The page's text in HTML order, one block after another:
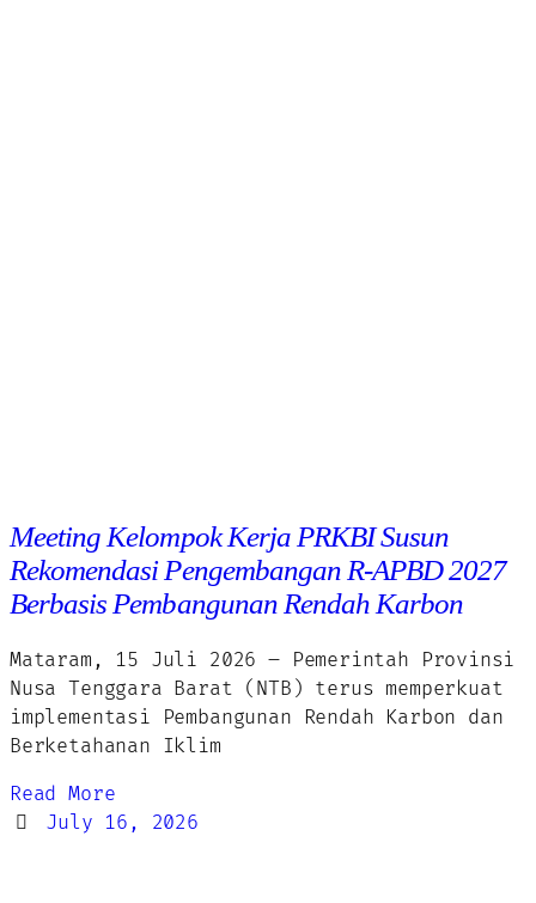
Meeting Kelompok Kerja PRKBI Susun
Rekomendasi Pengembangan R-APBD 2027
Berbasis Pembangunan Rendah Karbon
Mataram, 15 Juli 2026 – Pemerintah Provinsi
Nusa Tenggara Barat (NTB) terus memperkuat
implementasi Pembangunan Rendah Karbon dan
Berketahanan Iklim
Read More
July 16, 2026